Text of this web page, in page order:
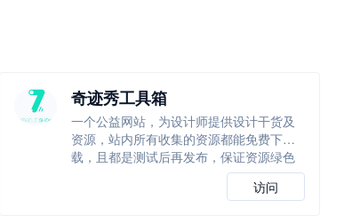
奇迹秀工具箱
一个公益网站，为设计师提供设计干货及
资源，站内所有收集的资源都能免费下
载，且都是测试后再发布，保证资源绿色
访问